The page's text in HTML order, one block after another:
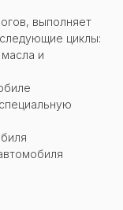
выполняет
циклы:
и